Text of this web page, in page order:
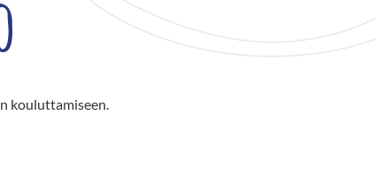
kouluttamiseen.